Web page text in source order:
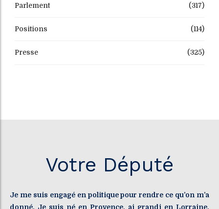
Parlement (317)
Positions (114)
Presse (325)
Votre Député
Je me suis engagé en politique pour rendre ce qu’on m’a
donné. Je suis né en Provence, ai grandi en Lorraine.